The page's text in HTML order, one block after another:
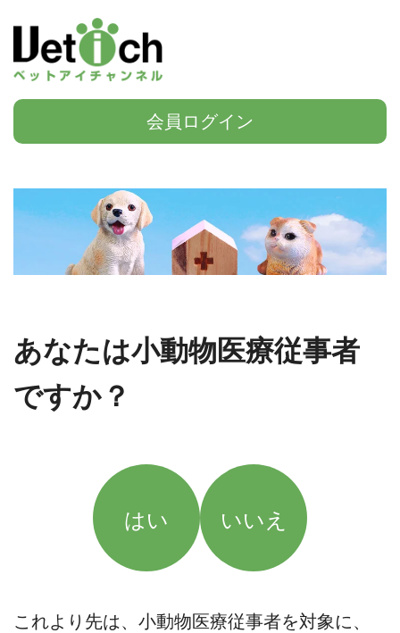
会員ログイン
あなたは小動物医療従事者
ですか？
はい いいえ
これより先は、小動物医療従事者を対象に、